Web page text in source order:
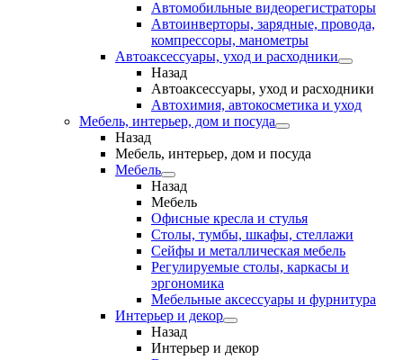
Автомобильные видеорегистраторы
Автоинверторы, зарядные, провода,
компрессоры, манометры
Автоаксессуары, уход и расходники
Назад
Автоаксессуары, уход и расходники
Автохимия, автокосметика и уход
Мебель, интерьер, дом и посуда
Назад
Мебель, интерьер, дом и посуда
Мебель
Назад
Мебель
Офисные кресла и стулья
Столы, тумбы, шкафы, стеллажи
Сейфы и металлическая мебель
Регулируемые столы, каркасы и
эргономика
Мебельные аксессуары и фурнитура
Интерьер и декор
Назад
Интерьер и декор